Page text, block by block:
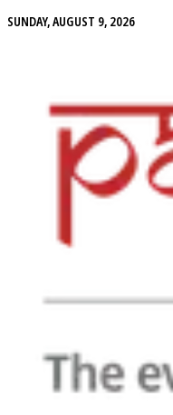
SUNDAY, AUGUST 9, 2026